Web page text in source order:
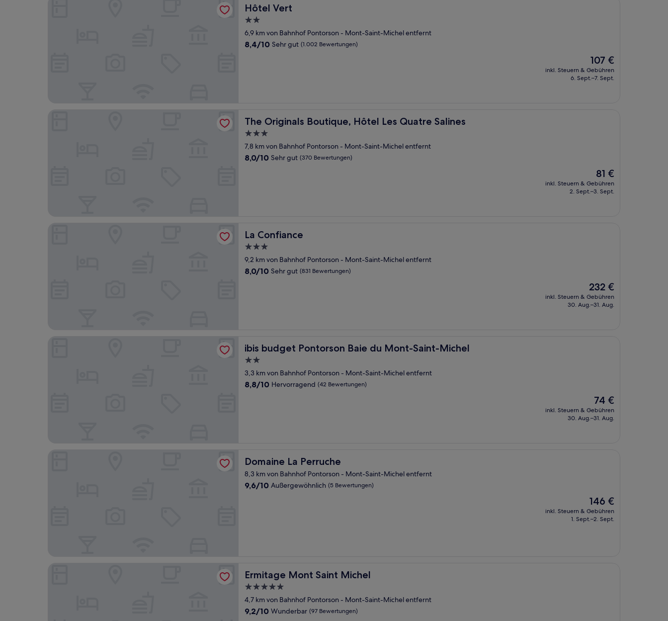
Hôtel Vert
Hôtel Vert
2.0-
Sterne-
Unterkunft
6,9 km von Bahnhof Pontorson - Mont-Saint-Michel entfernt
8.4
8,4/10 Sehr gut (1.002 Bewertungen)
Der
Preis
beträgt
107 €
inkl. Steuern & Gebühren
6. Sept.–7. Sept.
The Originals Boutique, Hôtel Les Quatre Salines
The Originals Boutique, Hôtel Les Quatre Salines
3.0-
Sterne-
Unterkunft
7,8 km von Bahnhof Pontorson - Mont-Saint-Michel entfernt
8.0
8,0/10 Sehr gut (370 Bewertungen)
Der
Preis
beträgt
81 €
inkl. Steuern & Gebühren
2. Sept.–3. Sept.
The Originals Boutique, Hôtel Les Quatre Salines
La Confiance
La Confiance
3.0-
Sterne-
Unterkunft
9,2 km von Bahnhof Pontorson - Mont-Saint-Michel entfernt
8.0
8,0/10 Sehr gut (831 Bewertungen)
Der
Preis
beträgt
232 €
inkl. Steuern & Gebühren
30. Aug.–31. Aug.
ibis budget Pontorson Baie du Mont-Saint-Michel
ibis budget Pontorson Baie du Mont-Saint-Michel
2.0-
Sterne-
Unterkunft
3,3 km von Bahnhof Pontorson - Mont-Saint-Michel entfernt
8.8
8,8/10 Hervorragend (42 Bewertungen)
Der
Preis
beträgt
74 €
inkl. Steuern & Gebühren
30. Aug.–31. Aug.
ibis budget Pontorson Baie du Mont-Saint-Michel
Domaine La Perruche
Domaine La Perruche
8,3 km von Bahnhof Pontorson - Mont-Saint-Michel entfernt
9.6
9,6/10 Außergewöhnlich (5 Bewertungen)
Der
Preis
beträgt
146 €
inkl. Steuern & Gebühren
1. Sept.–2. Sept.
Ermitage Mont Saint Michel
Ermitage Mont Saint Michel
5.0-
Sterne-
Unterkunft
4,7 km von Bahnhof Pontorson - Mont-Saint-Michel entfernt
9.2
9,2/10 Wunderbar (97 Bewertungen)